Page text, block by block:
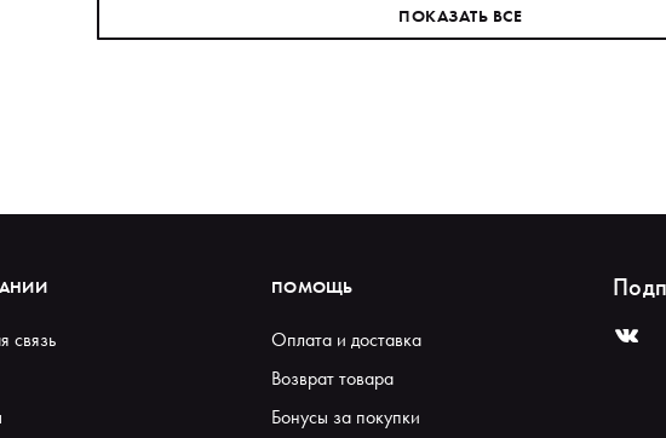
ПОКАЗАТЬ ВСЕ
связь
ПОМОЩЬ
Оплата и доставка
Возврат товара
Бонусы за покупки